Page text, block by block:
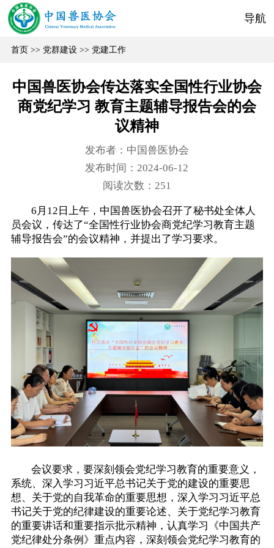
导航
首页>> 党群建设>> 党建工作
中国兽医协会传达落实全国性行业协会
商党纪学习 教育主题辅导报告会的会
议精神
发布者：中国兽医协会
发布时间：2024-06-12
阅读次数： 251
6月12日上午，中国兽医协会召开了秘书处全体人
员会议，传达了“全国性行业协会商党纪学习教育主题
辅导报告会”的会议精神，并提出了学习要求。
会议要求，要深刻领会党纪学习教育的重要意义，
系统、深入学习习近平总书记关于党的建设的重要思
想、关于党的自我革命的重要思想，深入学习习近平总
书记关于党的纪律建设的重要论述、关于党纪学习教育
的重要讲话和重要指示批示精神，认真学习《中国共产
党纪律处分条例》重点内容，深刻领会党纪学习教育的